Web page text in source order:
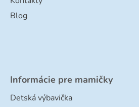
Blog
Informácie pre mamičky
Detská výbavička